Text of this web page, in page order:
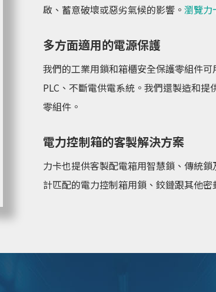
啟、蓄意破壞或惡劣氣候的影響。 瀏覽力
多方面適用的電源保護
我們的工業用鎖和箱櫃安全保護零組件
PLC、不斷電供電系統。我們還製造和
零組件。
電力控制箱的客製解決方案
力卡也提供客製配電箱用智慧鎖、傳統
計匹配的電力控制箱用鎖、鉸鏈跟其他